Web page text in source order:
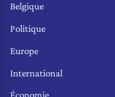
Belgique
Politique
Europe
International